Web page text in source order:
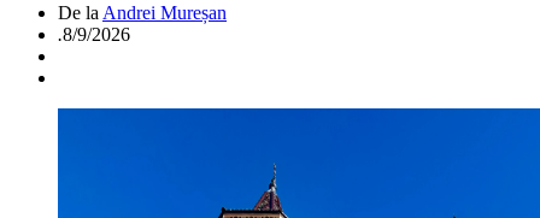
De la Andrei Mureșan
.8/9/2026